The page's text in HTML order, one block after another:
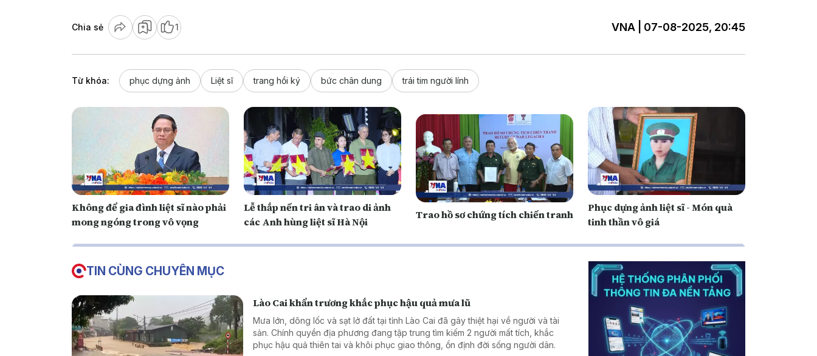
Chia sẻ 1 VNA | 07-08-2025, 20:45
Từ khóa: phục dựng ảnh Liệt sĩ trang hồi ký bức chân dung trái tim người lính
Không để gia đình liệt sĩ nào phải
mong ngóng trong vô vọng
Lễ thắp nến tri ân và trao di ảnh
các Anh hùng liệt sĩ Hà Nội
Trao hồ sơ chứng tích chiến tranh
Phục dựng ảnh liệt sĩ - Món quà
tinh thần vô giá
TIN CÙNG CHUYÊN MỤC
Lào Cai khẩn trương khắc phục hậu quả mưa lũ
Mưa lớn, dông lốc và sạt lở đất tại tỉnh Lào Cai đã gây thiệt hại về người và tài
sản. Chính quyền địa phương đang tập trung tìm kiếm 2 người mất tích, khắc
phục hậu quả thiên tai và khôi phục giao thông, ổn định đời sống người dân.